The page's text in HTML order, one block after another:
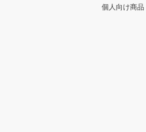
個人向け商